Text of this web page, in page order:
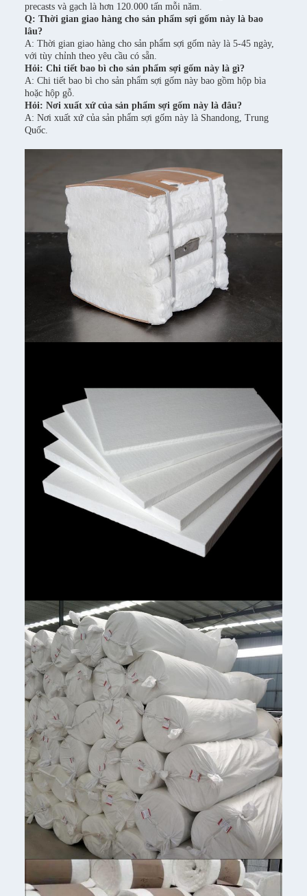
precasts và gạch là hơn 120.000 tấn mỗi năm.
Q: Thời gian giao hàng cho sản phẩm sợi gốm này là bao
lâu?
A: Thời gian giao hàng cho sản phẩm sợi gốm này là 5-45 ngày,
với tùy chỉnh theo yêu cầu có sẵn.
Hỏi: Chi tiết bao bì cho sản phẩm sợi gốm này là gì?
A: Chi tiết bao bì cho sản phẩm sợi gốm này bao gồm hộp bìa
hoặc hộp gỗ.
Hỏi: Nơi xuất xứ của sản phẩm sợi gốm này là đâu?
A: Nơi xuất xứ của sản phẩm sợi gốm này là Shandong, Trung
Quốc.